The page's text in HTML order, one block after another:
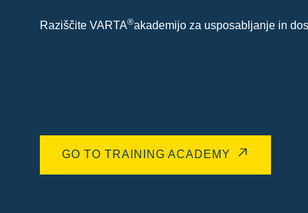
Raziščite VARTA®akademijo za usposabljanje in
GO TO TRAINING ACADEMY